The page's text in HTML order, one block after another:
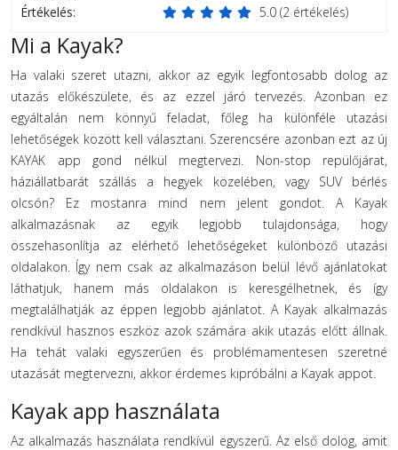
Értékelés:
5.0 (2 értékelés)
Mi a Kayak?
Ha valaki szeret utazni, akkor az egyik legfontosabb dolog az
utazás előkészülete, és az ezzel járó tervezés. Azonban ez
egyáltalán nem könnyű feladat, főleg ha különféle utazási
lehetőségek között kell választani. Szerencsére azonban ezt az új
KAYAK app gond nélkül megtervezi. Non-stop repülőjárat,
háziállatbarát szállás a hegyek közelében, vagy SUV bérlés
olcsón? Ez mostanra mind nem jelent gondot. A Kayak
alkalmazásnak az egyik legjobb tulajdonsága, hogy
összehasonlítja az elérhető lehetőségeket különböző utazási
oldalakon. Így nem csak az alkalmazáson belül lévő ajánlatokat
láthatjuk, hanem más oldalakon is keresgélhetnek, és így
megtalálhatják az éppen legjobb ajánlatot. A Kayak alkalmazás
rendkívül hasznos eszköz azok számára akik utazás előtt állnak.
Ha tehát valaki egyszerűen és problémamentesen szeretné
utazását megtervezni, akkor érdemes kipróbálni a Kayak appot.
Kayak app használata
Az alkalmazás használata rendkívül egyszerű. Az első dolog, amit